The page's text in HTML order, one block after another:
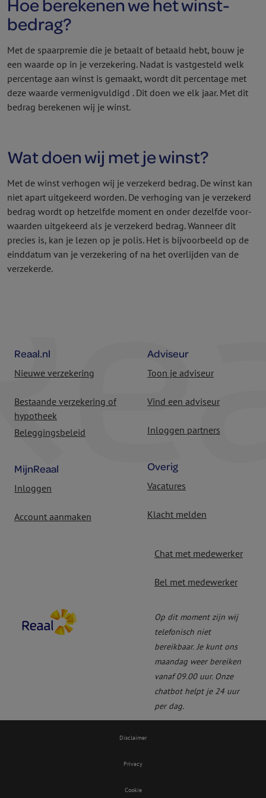
bedrag?
Met de spaarpremie die je betaalt of betaald hebt, bouw je
een waarde op in je verzekering. Nadat is vastgesteld welk
percentage aan winst is gemaakt, wordt dit percentage met
deze waarde vermenigvuldigd . Dit doen we elk jaar. Met dit
bedrag berekenen wij je winst.
Wat doen wij met je winst?
Met de winst verhogen wij je verzekerd bedrag. De winst kan
niet apart uitgekeerd worden. De verhoging van je verzekerd
bedrag wordt op hetzelfde moment en onder dezelfde voor­
waarden uitgekeerd als je verzekerd bedrag. Wanneer dit
precies is, kan je lezen op je polis. Het is bijvoorbeeld op de
einddatum van je verzekering of na het overlijden van de
verzekerde.
Reaal.nl
Nieuwe verzekering
Bestaande verzekering of
hypotheek
Beleggingsbeleid
MijnReaal
Inloggen
Account aanmaken
Adviseur
Toon je adviseur
Vind een adviseur
Inloggen partners
Overig
Vacatures
Klacht melden
Chat met medewerker
Bel met medewerker
Op dit moment zijn wij
telefonisch niet
bereikbaar. Je kunt ons
maandag weer bereiken
vanaf 09.00 uur. Onze
chatbot helpt je 24 uur
per dag.
Disclaimer
Privacy
Cookie